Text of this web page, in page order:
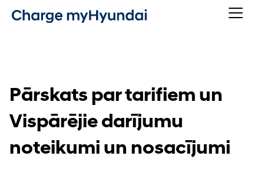
Pārskats par tarifiem un
Vispārējie darījumu
noteikumi un nosacījumi